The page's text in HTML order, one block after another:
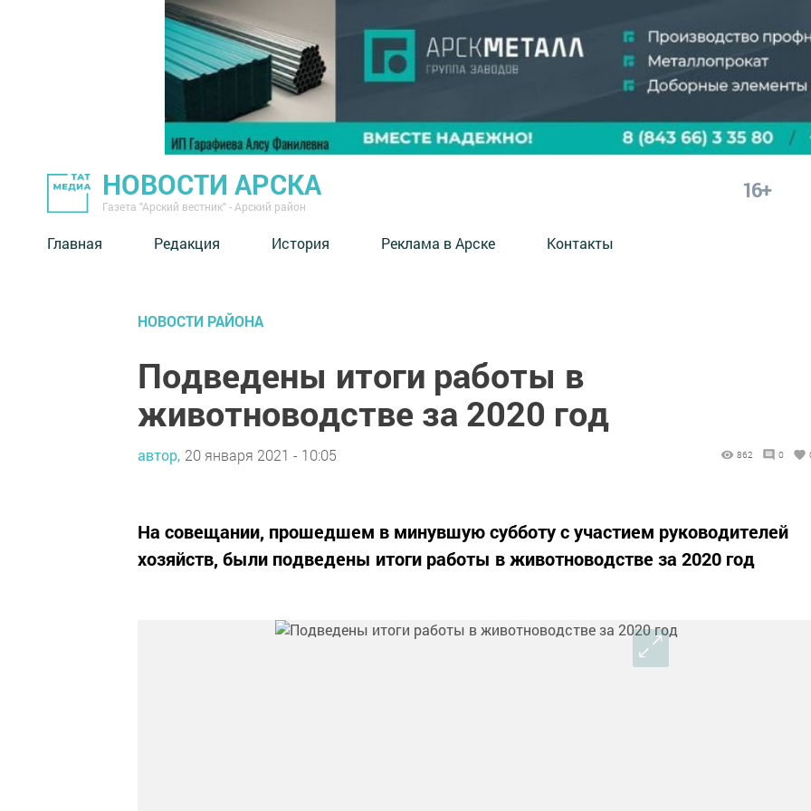
НОВОСТИ АРСКА
Газета "Арский вестник" - Арский район
16+
Главная Редакция История Реклама в Арске Контакты
НОВОСТИ РАЙОНА
Подведены итоги работы в
животноводстве за 2020 год
автор, 20 января 2021 - 10:05 862 0
На совещании, прошедшем в минувшую субботу с участием руководителей
хозяйств, были подведены итоги работы в животноводстве за 2020 год